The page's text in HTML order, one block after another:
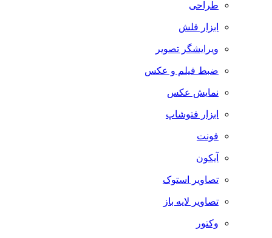
طراحی
ابزار فلش
ویرایشگر تصویر
ضبط فيلم و عكس
نمایش عکس
ابزار فتوشاپ
فونت
آیکون
تصاویر استوک
تصاویر لایه باز
وکتور